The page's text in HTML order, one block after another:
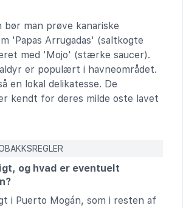
bør man prøve kanariske
'Papas Arrugadas' (saltkogte
med 'Mojo' (stærke saucer).
er populært i havneområdet.
en lokal delikatesse. De
kendt for deres milde oste lavet
og hvad er eventuelt
i Puerto Mogán, som i resten af